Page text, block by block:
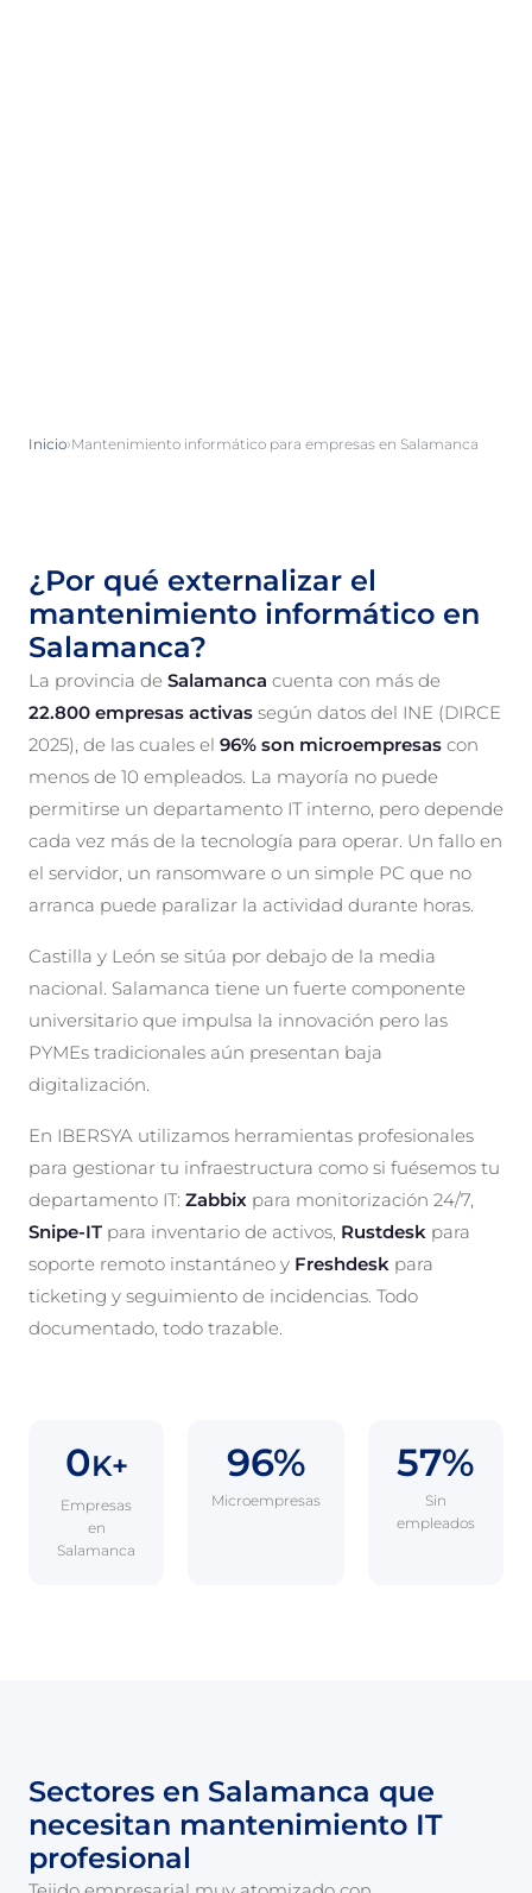
Inicio›Mantenimiento informático para empresas en Salamanca
¿Por qué externalizar el
mantenimiento informático en
Salamanca?
La provincia de Salamanca cuenta con más de
22.800 empresas activas según datos del INE (DIRCE
2025), de las cuales el 96% son microempresas con
menos de 10 empleados. La mayoría no puede
permitirse un departamento IT interno, pero depende
cada vez más de la tecnología para operar. Un fallo en
el servidor, un ransomware o un simple PC que no
arranca puede paralizar la actividad durante horas.
Castilla y León se sitúa por debajo de la media
nacional. Salamanca tiene un fuerte componente
universitario que impulsa la innovación pero las
PYMEs tradicionales aún presentan baja
digitalización.
En IBERSYA utilizamos herramientas profesionales
para gestionar tu infraestructura como si fuésemos tu
departamento IT: Zabbix para monitorización 24/7,
Snipe-IT para inventario de activos, Rustdesk para
soporte remoto instantáneo y Freshdesk para
ticketing y seguimiento de incidencias. Todo
documentado, todo trazable.
0K+
Empresas
en
Salamanca
96%
Microempresas
57%
Sin
empleados
Sectores en Salamanca que
necesitan mantenimiento IT
profesional